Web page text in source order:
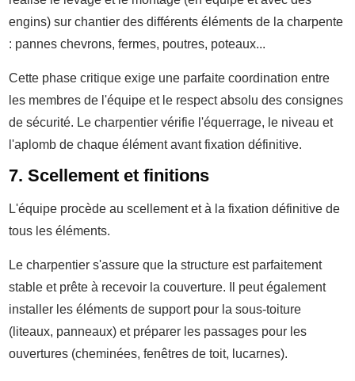
engins) sur chantier des différents éléments de la charpente
: pannes chevrons, fermes, poutres, poteaux...
Cette phase critique exige une parfaite coordination entre
les membres de l'équipe et le respect absolu des consignes
de sécurité. Le charpentier vérifie l'équerrage, le niveau et
l'aplomb de chaque élément avant fixation définitive.
7. Scellement et finitions
L'équipe procède au scellement et à la fixation définitive de
tous les éléments.
Le charpentier s'assure que la structure est parfaitement
stable et prête à recevoir la couverture. Il peut également
installer les éléments de support pour la sous-toiture
(liteaux, panneaux) et préparer les passages pour les
ouvertures (cheminées, fenêtres de toit, lucarnes).